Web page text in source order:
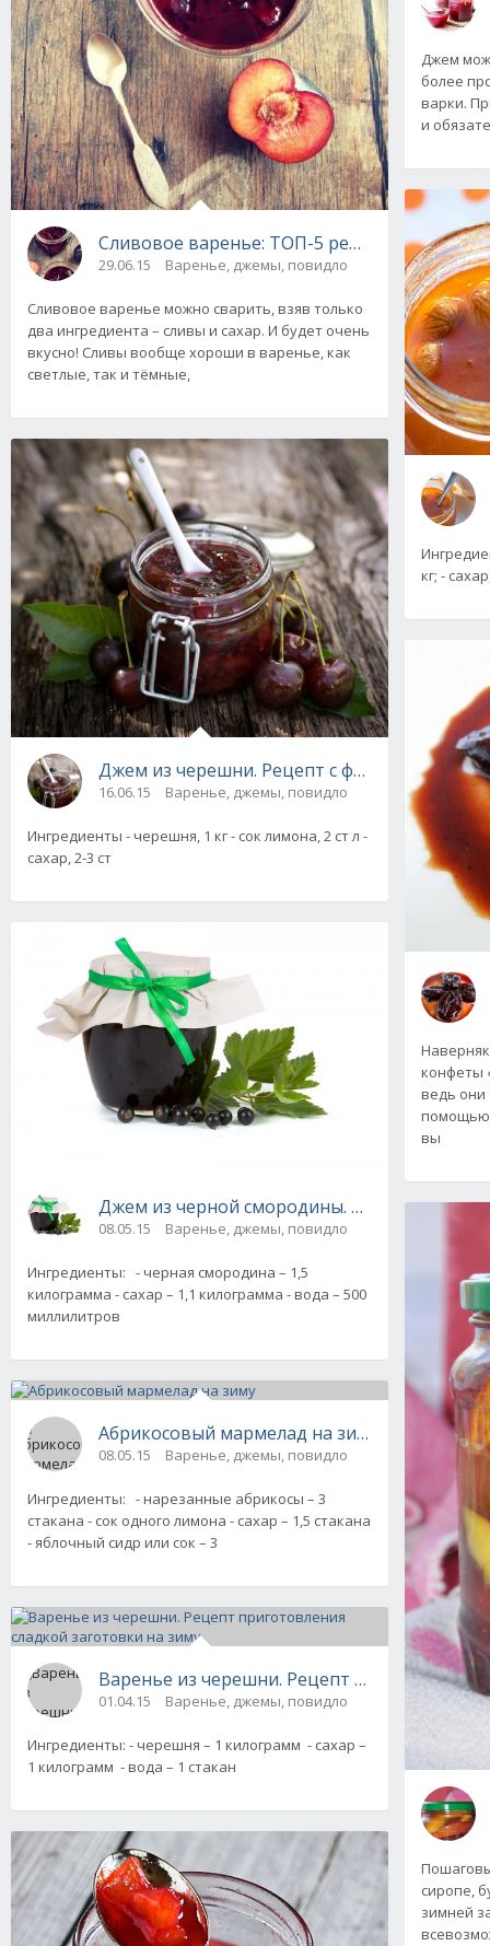
Сливовое варенье: ТОП-5 рецептов с фото
29.06.15 Варенье, джемы, повидло
Сливовое варенье можно сварить, взяв только
два ингредиента – сливы и сахар. И будет очень
вкусно! Сливы вообще хороши в варенье, как
светлые, так и тёмные,
Джем из черешни. Рецепт с фото
16.06.15 Варенье, джемы, повидло
Ингредиенты - черешня, 1 кг - сок лимона, 2 ст л -
сахар, 2-3 ст
Джем из черной смородины. Рецепт с фото
08.05.15 Варенье, джемы, повидло
Ингредиенты: - черная смородина – 1,5
килограмма - сахар – 1,1 килограмма - вода – 500
миллилитров
Абрикосовый мармелад на зиму
08.05.15 Варенье, джемы, повидло
Ингредиенты: - нарезанные абрикосы – 3
стакана - сок одного лимона - сахар – 1,5 стакана
- яблочный сидр или сок – 3
Варенье из черешни. Рецепт
01.04.15 Варенье, джемы, повидло
Ингредиенты: - черешня – 1 килограмм - сахар –
1 килограмм - вода – 1 стакан
Джем
более
варки.
и
кг; -
конфеты
ведь они
помощью
вы
сиропе,
зимней